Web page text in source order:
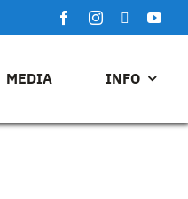
MEDIA INFO